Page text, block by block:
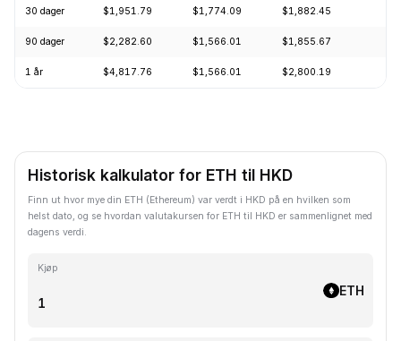
30 dager $1,951.79 $1,774.09 $1,882.45
90 dager $2,282.60 $1,566.01 $1,855.67
1 år $4,817.76 $1,566.01 $2,800.19
Historisk kalkulator for ETH til HKD
Finn ut hvor mye din ETH (Ethereum) var verdt i HKD på en hvilken som
helst dato, og se hvordan valutakursen for ETH til HKD er sammenlignet med
dagens verdi.
Kjøp
ETH